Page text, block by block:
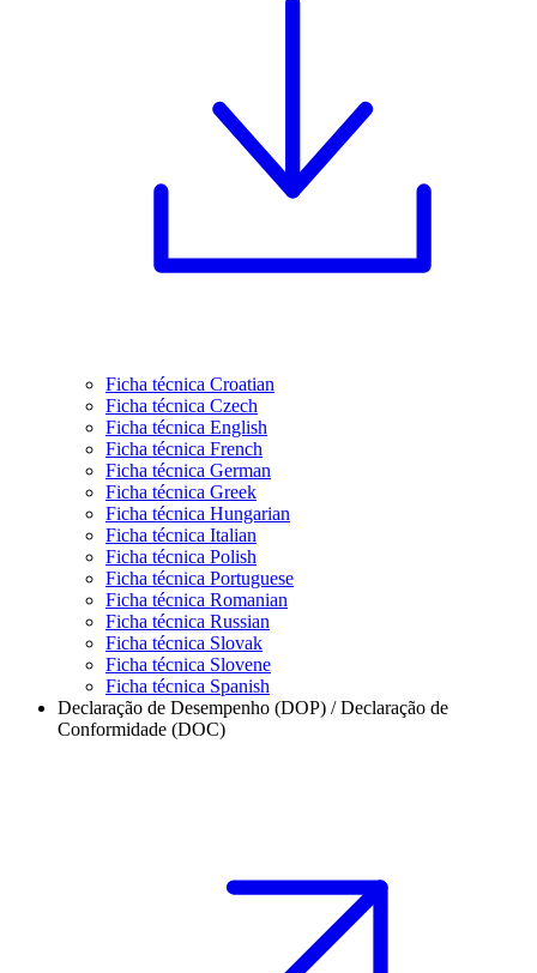
Ficha técnica Croatian
Ficha técnica Czech
Ficha técnica English
Ficha técnica French
Ficha técnica German
Ficha técnica Greek
Ficha técnica Hungarian
Ficha técnica Italian
Ficha técnica Polish
Ficha técnica Portuguese
Ficha técnica Romanian
Ficha técnica Russian
Ficha técnica Slovak
Ficha técnica Slovene
Ficha técnica Spanish
Declaração de Desempenho (DOP) / Declaração de
Conformidade (DOC)